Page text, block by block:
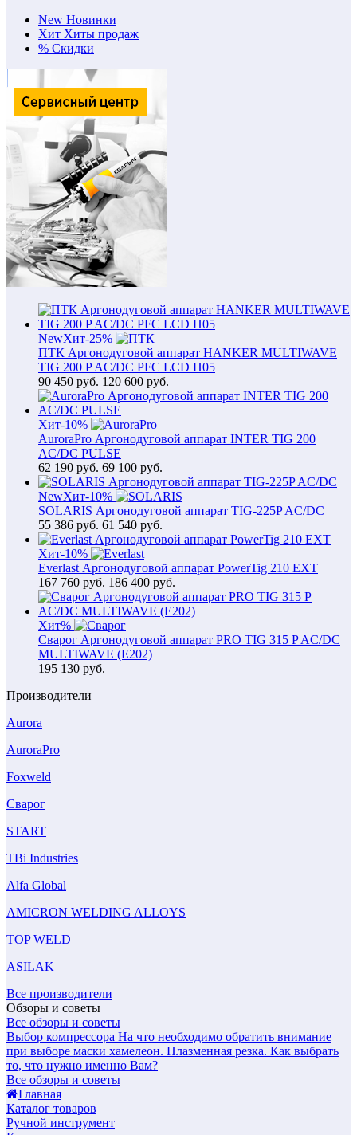
New Новинки
Хит Хиты продаж
% Скидки
NewХит-25%
ПТК Аргонодуговой аппарат HANKER MULTIWAVE
TIG 200 P AC/DC PFC LCD H05
90 450 руб. 120 600 руб.
Хит-10%
AuroraPro Аргонодуговой аппарат INTER TIG 200
AC/DC PULSE
62 190 руб. 69 100 руб.
NewХит-10%
SOLARIS Аргонодуговой аппарат TIG-225P AC/DC
55 386 руб. 61 540 руб.
Хит-10%
Everlast Аргонодуговой аппарат PowerTig 210 EXT
167 760 руб. 186 400 руб.
Хит%
Сварог Аргонодуговой аппарат PRO TIG 315 P AC/DC
MULTIWAVE (E202)
195 130 руб.
Производители
Aurora
AuroraPro
Foxweld
Сварог
START
TBi Industries
Alfa Global
AMICRON WELDING ALLOYS
TOP WELD
ASILAK
Все производители
Обзоры и советы
Все обзоры и советы
Выбор компрессора На что необходимо обратить внимание
при выборе маски хамелеон. Плазменная резка. Как выбрать
то, что нужно именно Вам?
Все обзоры и советы
Главная
Каталог товаров
Ручной инструмент